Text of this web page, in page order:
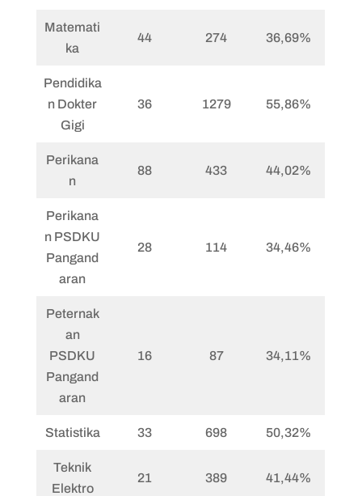
Matemati
ka
44 274 36,69%
Pendidika
n Dokter
Gigi
36 1279 55,86%
Perikana
n
88 433 44,02%
Perikana
n PSDKU
Pangand
aran
28 114 34,46%
Peternak
an
PSDKU
Pangand
aran
16 87 34,11%
Statistika 33 698 50,32%
Teknik
Elektro
21 389 41,44%